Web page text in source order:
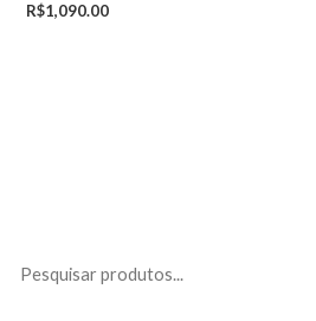
R$1,090.00